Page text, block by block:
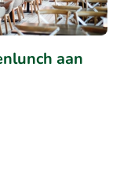
aan